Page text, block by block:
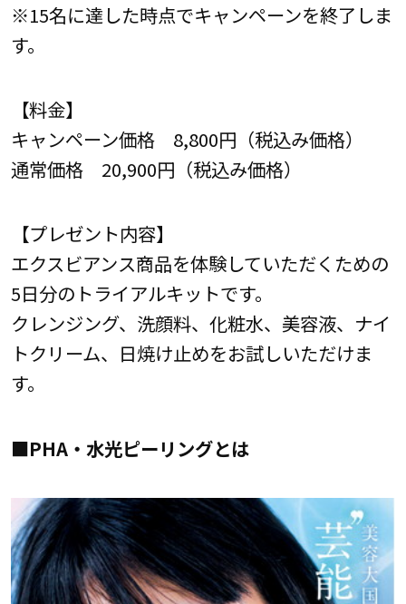
※15名に達した時点でキャンペーンを終了しま
す。
【料金】
キャンペーン価格 8,800円（税込み価格）
通常価格 20,900円（税込み価格）
【プレゼント内容】
エクスビアンス商品を体験していただくための
5日分のトライアルキットです。
クレンジング、洗顔料、化粧水、美容液、ナイ
トクリーム、日焼け止めをお試しいただけま
す。
■PHA・水光ピーリングとは